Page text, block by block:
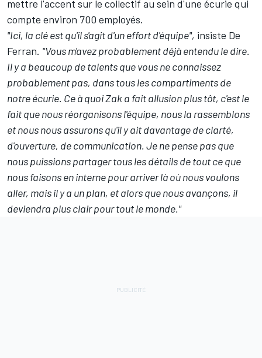
mettre l'accent sur le collectif au sein d'une écurie qui
compte environ 700 employés.
"Ici, la clé est qu'il s'agit d'un effort d'équipe", insiste De
Ferran. "Vous m'avez probablement déjà entendu le dire.
Il y a beaucoup de talents que vous ne connaissez
probablement pas, dans tous les compartiments de
notre écurie. Ce à quoi Zak a fait allusion plus tôt, c'est le
fait que nous réorganisons l'équipe, nous la rassemblons
et nous nous assurons qu'il y ait davantage de clarté,
d'ouverture, de communication. Je ne pense pas que
nous puissions partager tous les détails de tout ce que
nous faisons en interne pour arriver là où nous voulons
aller, mais il y a un plan, et alors que nous avançons, il
deviendra plus clair pour tout le monde."